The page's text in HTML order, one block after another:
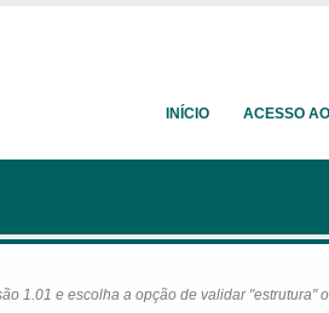
INÍCIO ACESSO
1.01 e escolha a opção de validar "estrutura"